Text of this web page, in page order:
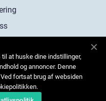
oss
at huske dine indstillinger,
og annoncer. Denne
fortsat brug af websiden